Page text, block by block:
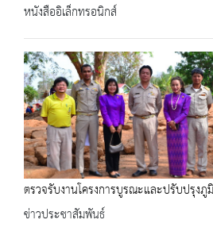
หนังสืออิเล็กทรอนิกส์
ตรวจรับงานโครงการบูรณะและปรับปรุง
ข่าวประชาสัมพันธ์